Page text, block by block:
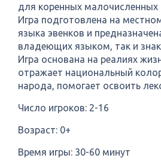
для коренных малочисленных
Игра подготовлена на
языка эвенков и
владеющих языком, так и
Игра основана на реалиях
отражает национальный
народа, помогает освоить
Число игроков: 2-16
Возраст: 0+
Время игры: 30-60 минут